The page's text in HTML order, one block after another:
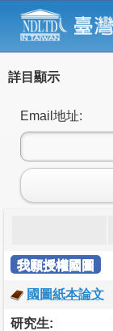
詳目顯示
Email地址:
我願授權國圖
國圖紙本論文
研究生: